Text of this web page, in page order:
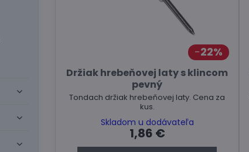
22%
Držiak hrebeňovej laty s klincom
pevný
Tondach držiak hrebeňovej laty. Cena za
kus.
Skladom u dodávateľa
1,86 €